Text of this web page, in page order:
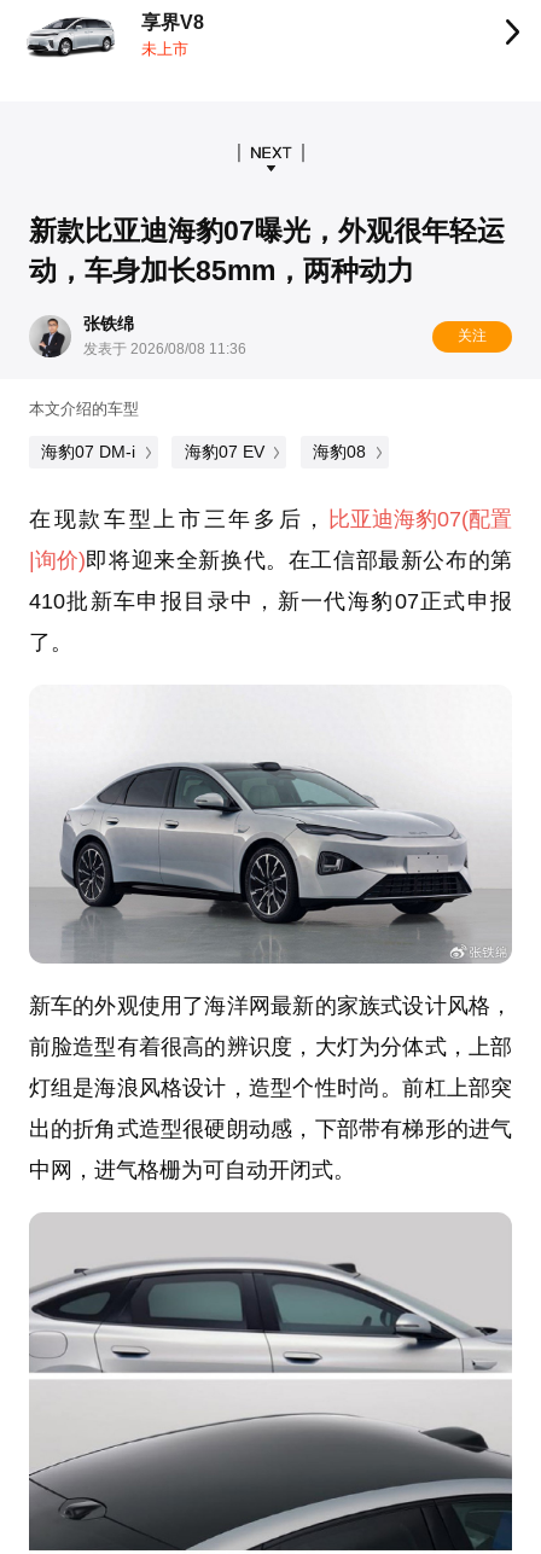
享界V8
未上市
新款比亚迪海豹07曝光，外观很年轻运
动，车身加长85mm，两种动力
张铁绵
发表于 2026/08/08 11:36
关注
本文介绍的车型
海豹07 DM-i 海豹07 EV 海豹08
在现款车型上市三年多后， 比亚迪海豹07(配置
|询价)即将迎来全新换代。在工信部最新公布的第
410批新车申报目录中，新一代海豹07正式申报
了。
新车的外观使用了海洋网最新的家族式设计风格，
前脸造型有着很高的辨识度，大灯为分体式，上部
灯组是海浪风格设计，造型个性时尚。前杠上部突
出的折角式造型很硬朗动感，下部带有梯形的进气
中网，进气格栅为可自动开闭式。